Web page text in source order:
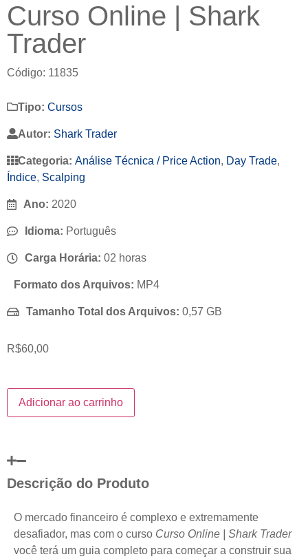
Curso Online | Shark
Trader
Código: 11835
Tipo: Cursos
Autor: Shark Trader
Categoria: Análise Técnica / Price Action, Day Trade,
Índice, Scalping
Ano: 2020
Idioma: Português
Carga Horária: 02 horas
Formato dos Arquivos: MP4
Tamanho Total dos Arquivos: 0,57 GB
R$60,00
Adicionar ao carrinho
Descrição do Produto
O mercado financeiro é complexo e extremamente
desafiador, mas com o curso Curso Online | Shark Trader
você terá um guia completo para começar a construir sua